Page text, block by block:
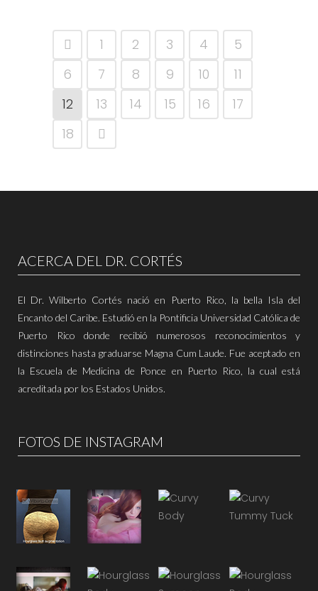
1 2 3 4
5
6
7 8 9 10
11
12
13 14 15 16
17
18
ACERCA DEL DR. CORTÉS
El Dr. Wilberto Cortés nació en Puerto Rico, la bella Isla del
Encanto del Caribe. Estudió en la Pontificia Universidad Católica de
Puerto Rico donde recibió numerosos reconocimientos y
distinciones hasta graduarse Magna Cum Laude. Fue aceptado en
la Escuela de Medicina de Ponce en Puerto Rico, la cual está
acreditada por los Estados Unidos.
FOTOS DE INSTAGRAM